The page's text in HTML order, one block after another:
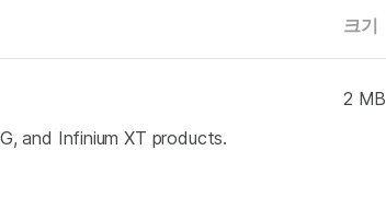
크기
and Infinium XT products.
2 MB